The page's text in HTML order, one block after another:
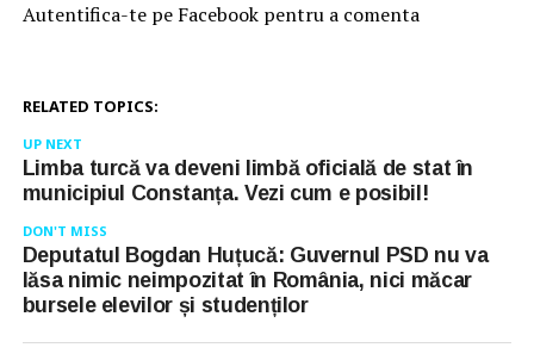
Autentifica-te pe Facebook pentru a comenta
RELATED TOPICS:
UP NEXT
Limba turcă va deveni limbă oficială de stat în
municipiul Constanța. Vezi cum e posibil!
DON'T MISS
Deputatul Bogdan Huțucă: Guvernul PSD nu va
lăsa nimic neimpozitat în România, nici măcar
bursele elevilor și studenților